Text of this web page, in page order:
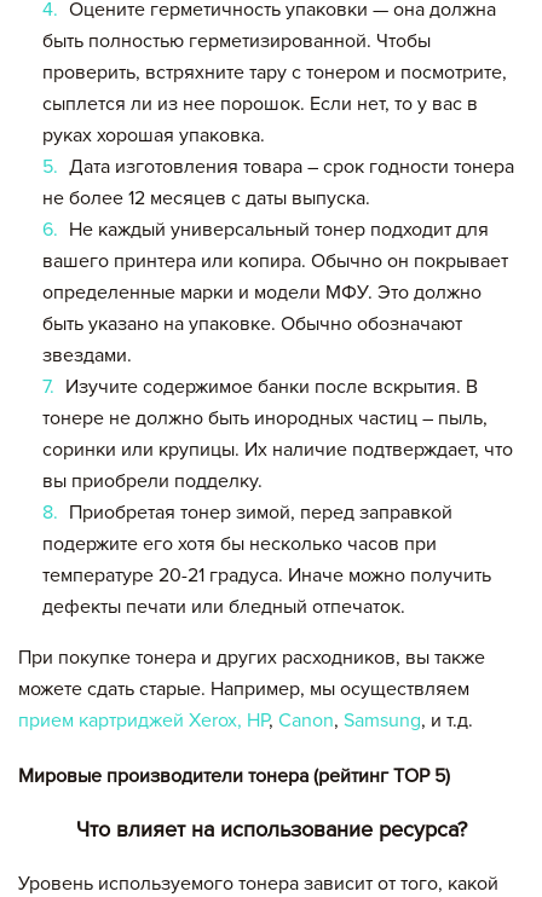
Оцените герметичность упаковки — она должна
быть полностью герметизированной. Чтобы
проверить, встряхните тару с тонером и посмотрите,
сыплется ли из нее порошок. Если нет, то у вас в
руках хорошая упаковка.
Дата изготовления товара – срок годности тонера
не более 12 месяцев с даты выпуска.
Не каждый универсальный тонер подходит для
вашего принтера или копира. Обычно он покрывает
определенные марки и модели МФУ. Это должно
быть указано на упаковке. Обычно обозначают
звездами.
Изучите содержимое банки после вскрытия. В
тонере не должно быть инородных частиц – пыль,
соринки или крупицы. Их наличие подтверждает, что
вы приобрели подделку.
Приобретая тонер зимой, перед заправкой
подержите его хотя бы несколько часов при
температуре 20-21 градуса. Иначе можно получить
дефекты печати или бледный отпечаток.
При покупке тонера и других расходников, вы также
можете сдать старые. Например, мы осуществляем
прием картриджей Xerox, HP, Canon, Samsung, и т.д.
Мировые производители тонера (рейтинг TOP 5)
Что влияет на использование ресурса?
Уровень используемого тонера зависит от того, какой